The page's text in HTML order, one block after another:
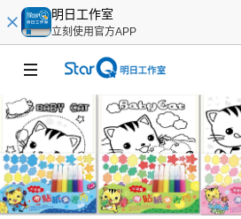
明日工作室
立刻使用官方APP